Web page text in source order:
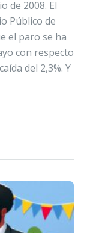
de 2008. El
Público de
el paro se ha
con respecto
del 2,3%. Y